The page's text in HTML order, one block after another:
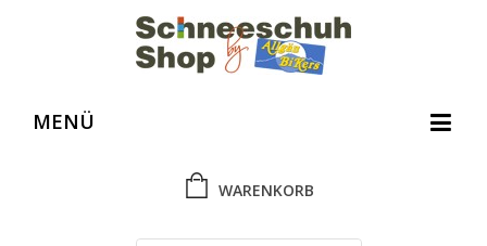
MENÜ
WARENKORB